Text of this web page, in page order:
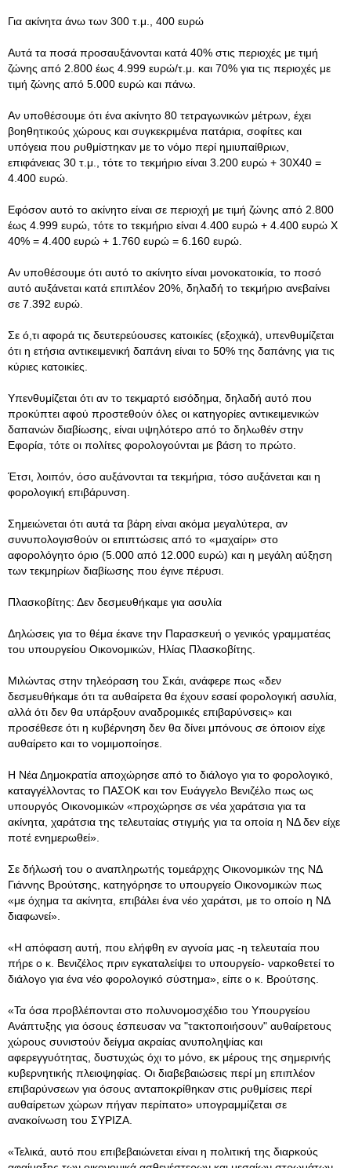
Για ακίνητα άνω των 300 τ.μ., 400 ευρώ
Αυτά τα ποσά προσαυξάνονται κατά 40% στις περιοχές με τιμή
ζώνης από 2.800 έως 4.999 ευρώ/τ.μ. και 70% για τις περιοχές με
τιμή ζώνης από 5.000 ευρώ και πάνω.
Αν υποθέσουμε ότι ένα ακίνητο 80 τετραγωνικών μέτρων, έχει
βοηθητικούς χώρους και συγκεκριμένα πατάρια, σοφίτες και
υπόγεια που ρυθμίστηκαν με το νόμο περί ημιυπαίθριων,
επιφάνειας 30 τ.μ., τότε το τεκμήριο είναι 3.200 ευρώ + 30Χ40 =
4.400 ευρώ.
Εφόσον αυτό το ακίνητο είναι σε περιοχή με τιμή ζώνης από 2.800
έως 4.999 ευρώ, τότε το τεκμήριο είναι 4.400 ευρώ + 4.400 ευρώ Χ
40% = 4.400 ευρώ + 1.760 ευρώ = 6.160 ευρώ.
Αν υποθέσουμε ότι αυτό το ακίνητο είναι μονοκατοικία, το ποσό
αυτό αυξάνεται κατά επιπλέον 20%, δηλαδή το τεκμήριο ανεβαίνει
σε 7.392 ευρώ.
Σε ό,τι αφορά τις δευτερεύουσες κατοικίες (εξοχικά), υπενθυμίζεται
ότι η ετήσια αντικειμενική δαπάνη είναι το 50% της δαπάνης για τις
κύριες κατοικίες.
Υπενθυμίζεται ότι αν το τεκμαρτό εισόδημα, δηλαδή αυτό που
προκύπτει αφού προστεθούν όλες οι κατηγορίες αντικειμενικών
δαπανών διαβίωσης, είναι υψηλότερο από το δηλωθέν στην
Εφορία, τότε οι πολίτες φορολογούνται με βάση το πρώτο.
Έτσι, λοιπόν, όσο αυξάνονται τα τεκμήρια, τόσο αυξάνεται και η
φορολογική επιβάρυνση.
Σημειώνεται ότι αυτά τα βάρη είναι ακόμα μεγαλύτερα, αν
συνυπολογισθούν οι επιπτώσεις από το «μαχαίρι» στο
αφορολόγητο όριο (5.000 από 12.000 ευρώ) και η μεγάλη αύξηση
των τεκμηρίων διαβίωσης που έγινε πέρυσι.
Πλασκοβίτης: Δεν δεσμευθήκαμε για ασυλία
Δηλώσεις για το θέμα έκανε την Παρασκευή ο γενικός γραμματέας
του υπουργείου Οικονομικών, Ηλίας Πλασκοβίτης.
Μιλώντας στην τηλεόραση του Σκάι, ανάφερε πως «δεν
δεσμευθήκαμε ότι τα αυθαίρετα θα έχουν εσαεί φορολογική ασυλία,
αλλά ότι δεν θα υπάρξουν αναδρομικές επιβαρύνσεις» και
προσέθεσε ότι η κυβέρνηση δεν θα δίνει μπόνους σε όποιον είχε
αυθαίρετο και το νομιμοποίησε.
Η Νέα Δημοκρατία αποχώρησε από το διάλογο για το φορολογικό,
καταγγέλλοντας το ΠΑΣΟΚ και τον Ευάγγελο Βενιζέλο πως ως
υπουργός Οικονομικών «προχώρησε σε νέα χαράτσια για τα
ακίνητα, χαράτσια της τελευταίας στιγμής για τα οποία η ΝΔ δεν είχε
ποτέ ενημερωθεί».
Σε δήλωσή του ο αναπληρωτής τομεάρχης Οικονομικών της ΝΔ
Γιάννης Βρούτσης, κατηγόρησε το υπουργείο Οικονομικών πως
«με όχημα τα ακίνητα, επιβάλει ένα νέο χαράτσι, με το οποίο η ΝΔ
διαφωνεί».
«Η απόφαση αυτή, που ελήφθη εν αγνοία μας -η τελευταία που
πήρε ο κ. Βενιζέλος πριν εγκαταλείψει το υπουργείο- ναρκοθετεί το
διάλογο για ένα νέο φορολογικό σύστημα», είπε ο κ. Βρούτσης.
«Τα όσα προβλέπονται στο πολυνομοσχέδιο του Υπουργείου
Ανάπτυξης για όσους έσπευσαν να "τακτοποιήσουν" αυθαίρετους
χώρους συνιστούν δείγμα ακραίας ανυποληψίας και
αφερεγγυότητας, δυστυχώς όχι το μόνο, εκ μέρους της σημερινής
κυβερνητικής πλειοψηφίας. Οι διαβεβαιώσεις περί μη επιπλέον
επιβαρύνσεων για όσους ανταποκρίθηκαν στις ρυθμίσεις περί
αυθαίρετων χώρων πήγαν περίπατο» υπογραμμίζεται σε
ανακοίνωση του ΣΥΡΙΖΑ.
«Τελικά, αυτό που επιβεβαιώνεται είναι η πολιτική της διαρκούς